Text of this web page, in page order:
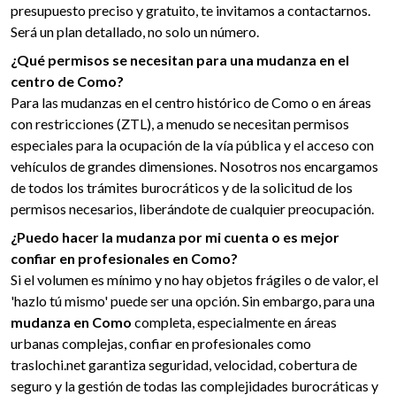
presupuesto preciso y gratuito, te invitamos a contactarnos.
Será un plan detallado, no solo un número.
¿Qué permisos se necesitan para una mudanza en el
centro de Como?
Para las mudanzas en el centro histórico de Como o en áreas
con restricciones (ZTL), a menudo se necesitan permisos
especiales para la ocupación de la vía pública y el acceso con
vehículos de grandes dimensiones. Nosotros nos encargamos
de todos los trámites burocráticos y de la solicitud de los
permisos necesarios, liberándote de cualquier preocupación.
¿Puedo hacer la mudanza por mi cuenta o es mejor
confiar en profesionales en Como?
Si el volumen es mínimo y no hay objetos frágiles o de valor, el
'hazlo tú mismo' puede ser una opción. Sin embargo, para una
mudanza en Como completa, especialmente en áreas
urbanas complejas, confiar en profesionales como
traslochi.net garantiza seguridad, velocidad, cobertura de
seguro y la gestión de todas las complejidades burocráticas y